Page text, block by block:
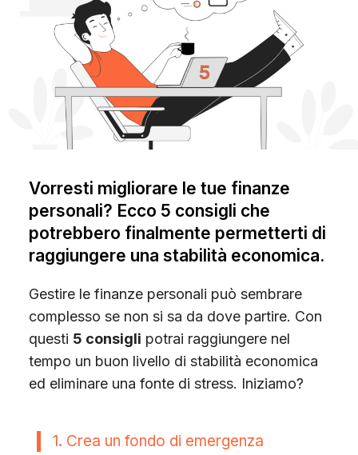
Scopri Gimme5
Vorresti migliorare le tue finanze
personali? Ecco 5 consigli che
potrebbero finalmente permetterti di
raggiungere una stabilità economica.
Gestire le finanze personali può sembrare
complesso se non si sa da dove partire. Con
questi 5 consigli potrai raggiungere nel
tempo un buon livello di stabilità economica
ed eliminare una fonte di stress. Iniziamo?
1. Crea un fondo di emergenza